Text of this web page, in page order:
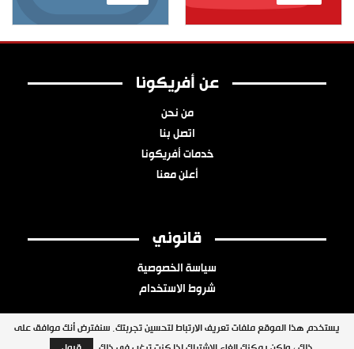
عن أفريكونا
من نحن
اتصل بنا
خدمات أفريكونا
أعلن معنا
قانوني
سياسة الخصوصية
شروط الاستخدام
يستخدم هذا الموقع ملفات تعريف الارتباط لتحسين تجربتك. سنفترض أنك موافق على